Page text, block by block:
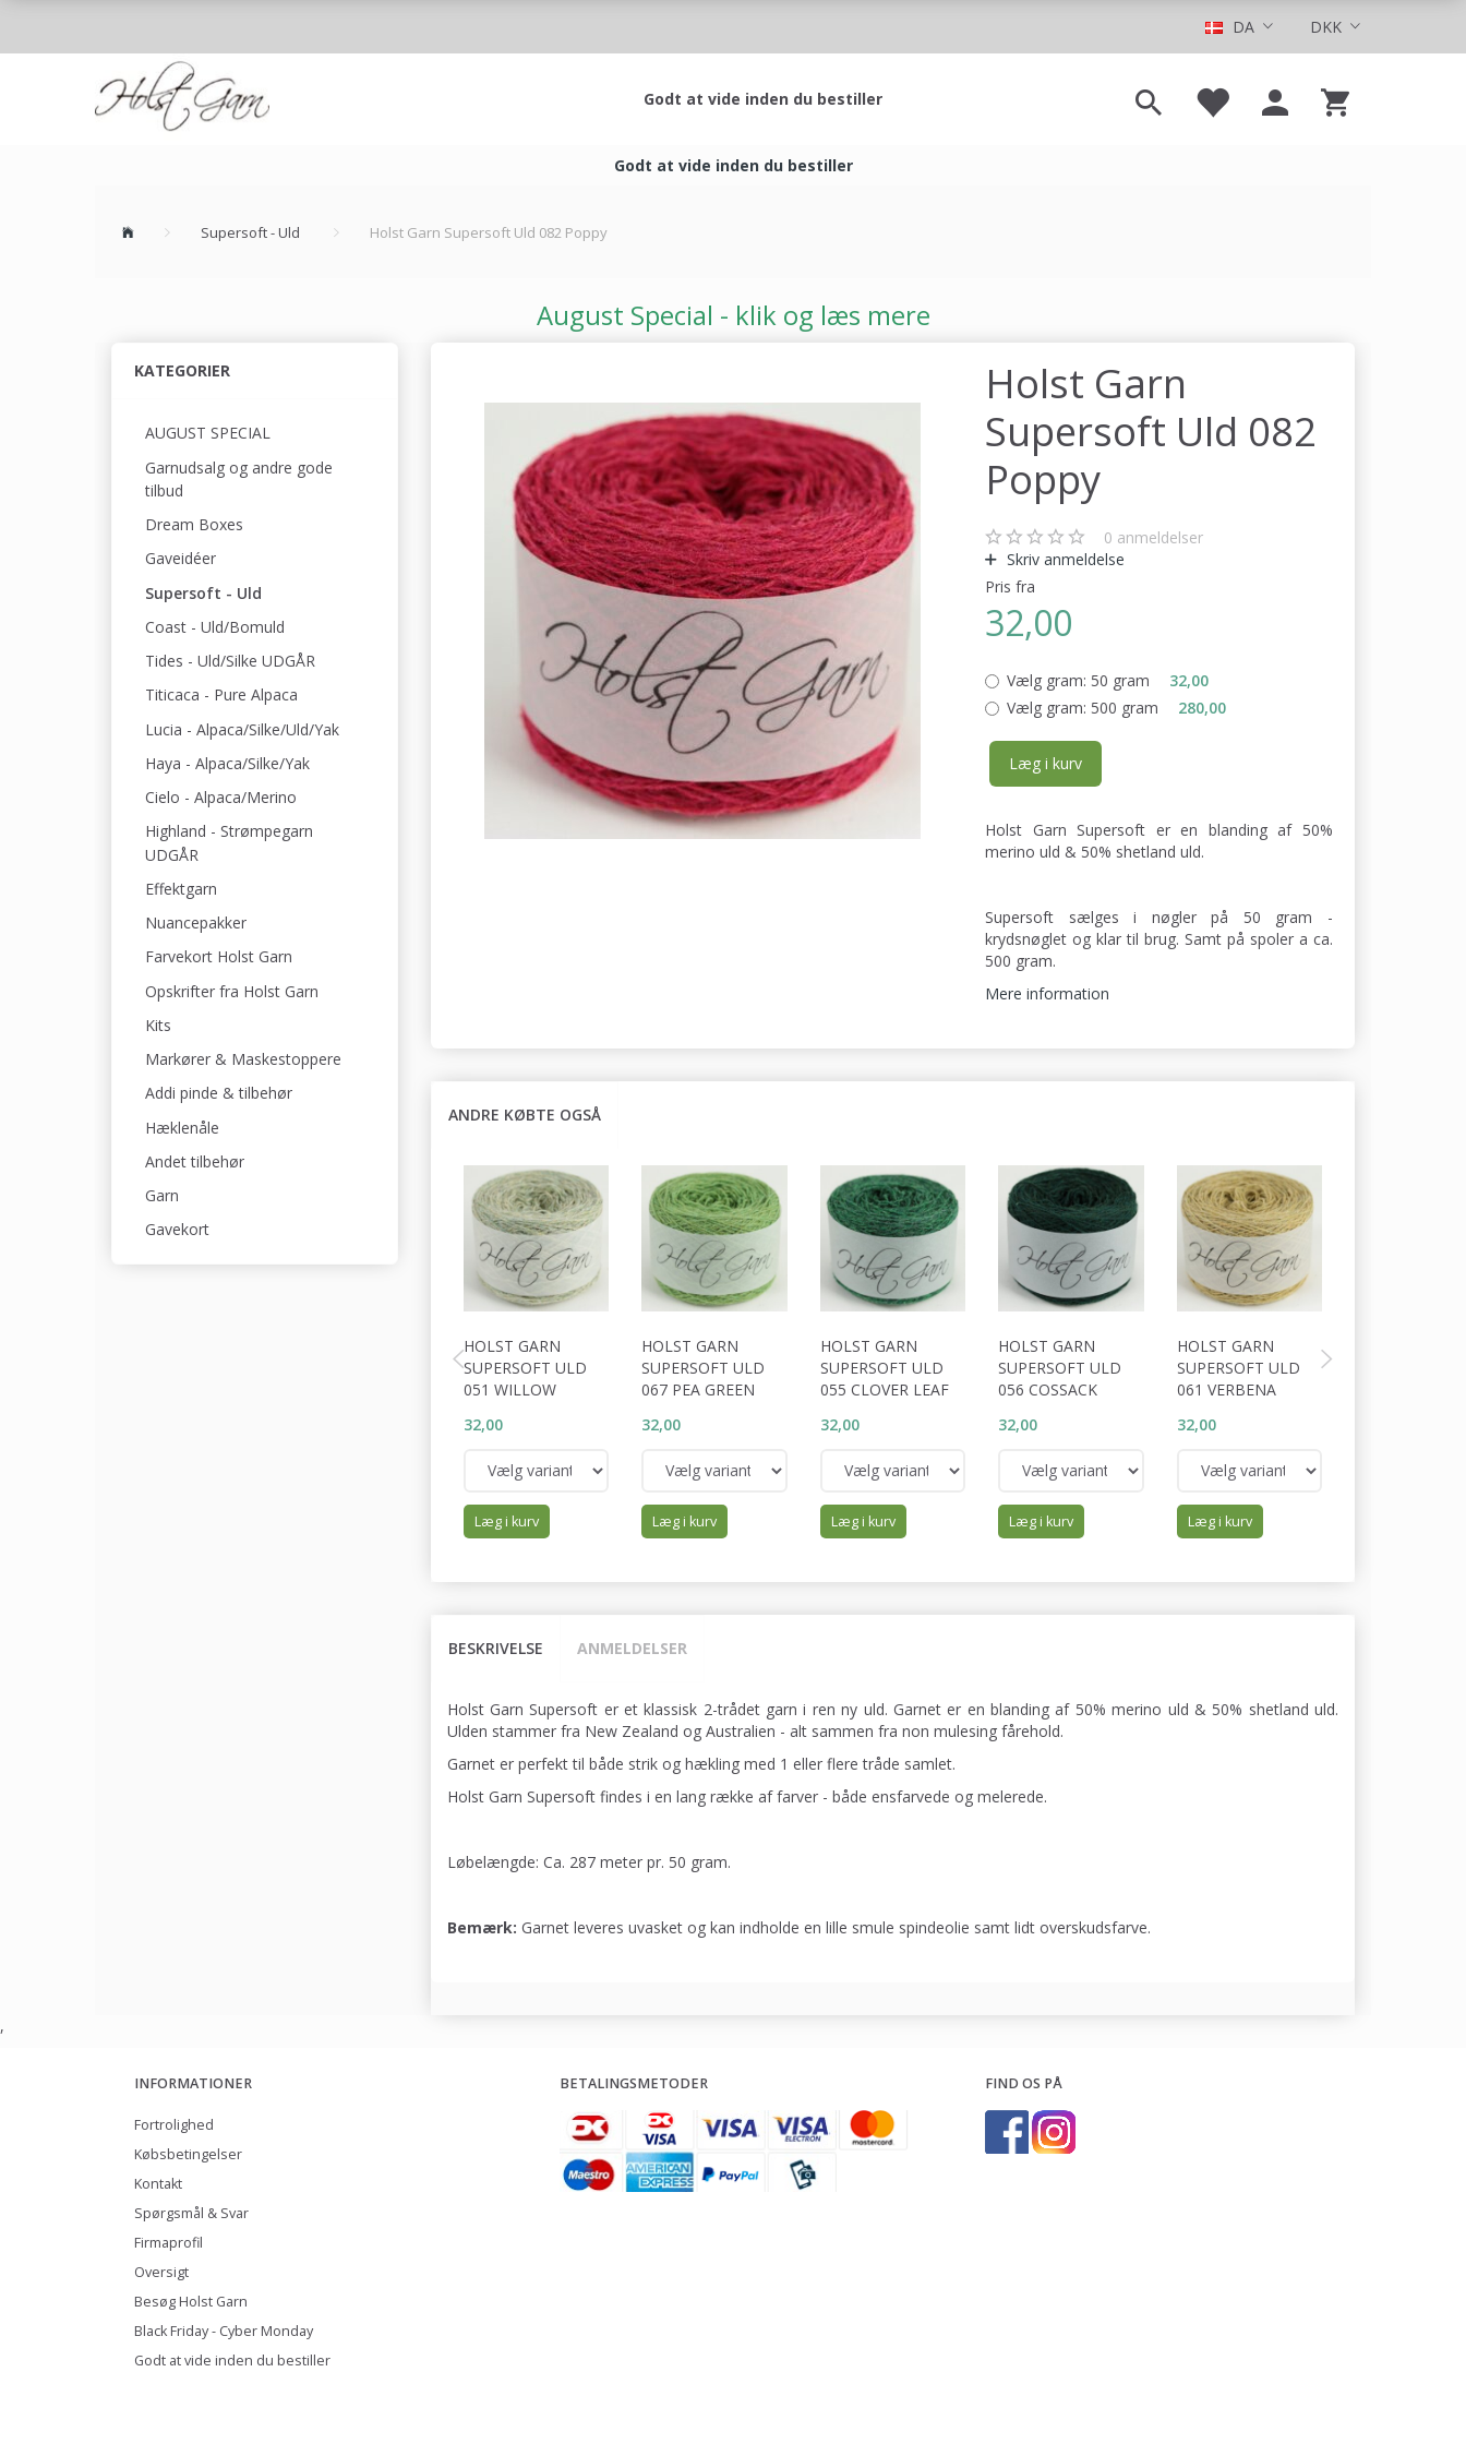
DKK
DA
Godt at vide inden du bestiller
Godt at vide inden du bestiller
Supersoft - Uld Holst Garn Supersoft Uld 082 Poppy
August Special - klik og læs mere
KATEGORIER
AUGUST SPECIAL
Garnudsalg og andre gode
tilbud
Dream Boxes
Gaveidéer
Supersoft - Uld
Coast - Uld/Bomuld
Tides - Uld/Silke UDGÅR
Titicaca - Pure Alpaca
Lucia - Alpaca/Silke/Uld/Yak
Haya - Alpaca/Silke/Yak
Cielo - Alpaca/Merino
Highland - Strømpegarn
UDGÅR
Effektgarn
Nuancepakker
Farvekort Holst Garn
Opskrifter fra Holst Garn
Kits
Markører & Maskestoppere
Addi pinde & tilbehør
Hæklenåle
Andet tilbehør
Garn
Gavekort
Holst Garn
Supersoft Uld 082
Poppy
0 anmeldelser
Skriv anmeldelse
Pris fra
32,00
Vælg gram: 50 gram
32,00
Vælg gram: 500 gram 280,00
Læg i kurv
Holst Garn Supersoft er en blanding af 50%
merino uld & 50% shetland uld.
Supersoft sælges i nøgler på 50 gram -
krydsnøglet og klar til brug. Samt på spoler a ca.
500 gram.
Mere information
ANDRE KØBTE OGSÅ
HOLST GARN
SUPERSOFT ULD
051 WILLOW
32,00
Læg i kurv
HOLST GARN
SUPERSOFT ULD
067 PEA GREEN
32,00
Læg i kurv
HOLST GARN
SUPERSOFT ULD
055 CLOVER LEAF
32,00
Læg i kurv
HOLST GARN
SUPERSOFT ULD
056 COSSACK
32,00
Læg i kurv
HOLST GARN
SUPERSOFT ULD
061 VERBENA
32,00
Læg i kurv
BESKRIVELSE ANMELDELSER
Holst Garn Supersoft er et klassisk 2-trådet garn i ren ny uld. Garnet er en blanding af 50% merino uld & 50% shetland uld.
Ulden stammer fra New Zealand og Australien - alt sammen fra non mulesing fårehold.
Garnet er perfekt til både strik og hækling med 1 eller flere tråde samlet.
Holst Garn Supersoft findes i en lang række af farver - både ensfarvede og melerede.
Løbelængde: Ca. 287 meter pr. 50 gram.
Bemærk: Garnet leveres uvasket og kan indholde en lille smule spindeolie samt lidt overskudsfarve.
,
INFORMATIONER
Fortrolighed
Købsbetingelser
Kontakt
Spørgsmål & Svar
Firmaprofil
Oversigt
Besøg Holst Garn
Black Friday - Cyber Monday
Godt at vide inden du bestiller
BETALINGSMETODER FIND OS PÅ